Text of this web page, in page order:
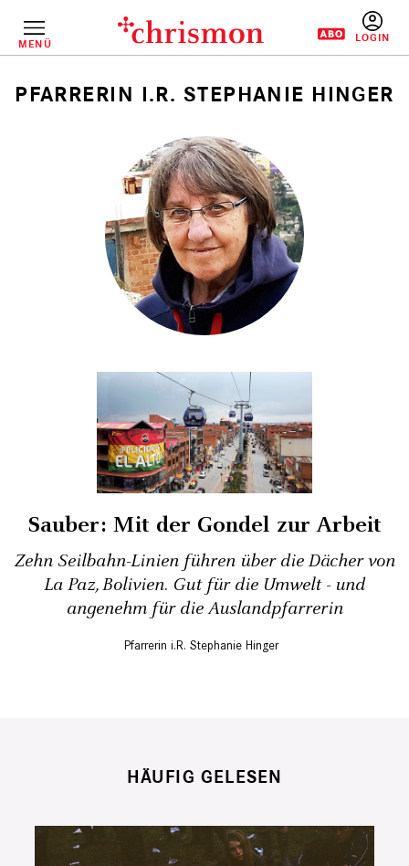
InhaltMENÜ
Pfadnavigation
PFARRERIN I.R. STEPHANIE HINGER
Sauber: Mit der Gondel zur Arbeit
Zehn Seilbahn-Linien führen über die Dächer von
La Paz, Bolivien. Gut für die Umwelt - und
angenehm für die Auslandpfarrerin
Pfarrerin i.R. Stephanie Hinger
HÄUFIG GELESEN